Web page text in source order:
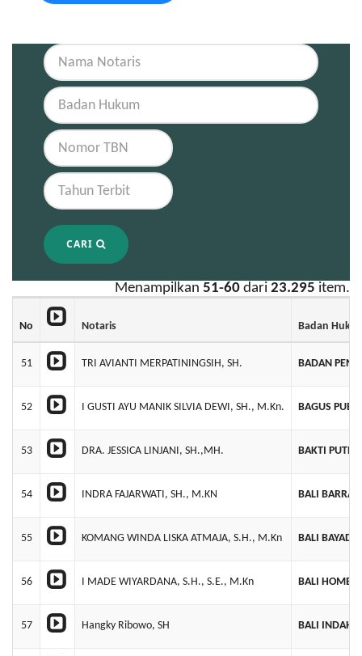
CARI
Menampilkan 51-60 dari 23.295 item.
No Notaris Badan
51 TRI AVIANTI MERPATININGSIH, SH. BADAN
52 I GUSTI AYU MANIK SILVIA DEWI, SH., M.Kn. BAGUS PUB
53 DRA. JESSICA LINJANI, SH.,MH. BAKTI
54 INDRA FAJARWATI, SH., M.KN BALI BARRA
55 KOMANG WINDA LISKA ATMAJA, S.H., M.Kn BALI BAYAD
56 I MADE WIYARDANA, S.H., S.E., M.Kn BALI HOME
57 Hangky Ribowo, SH BALI INDAH